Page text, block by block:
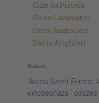
Cino da Pistoia
Guido Cavalcanti
Cecco Angiolieri
Dante Alighieri
Budapest
'Assisi Szent Ferenc:
kincsesháza '